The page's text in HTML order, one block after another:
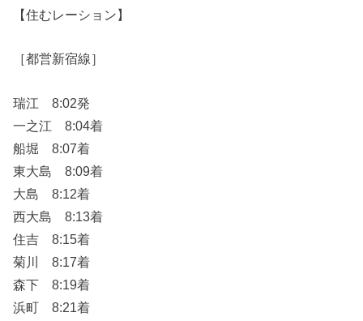
【住むレーション】
［都営新宿線］
瑞江 8:02発
一之江 8:04着
船堀 8:07着
東大島 8:09着
大島 8:12着
西大島 8:13着
住吉 8:15着
菊川 8:17着
森下 8:19着
浜町 8:21着